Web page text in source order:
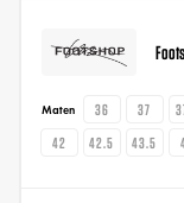
Maten 36 37
42
42.5 43.5